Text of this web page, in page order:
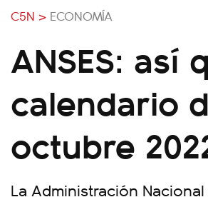
C5N > ECONOMÍA
ANSES: así
calendario
octubre
La Administración